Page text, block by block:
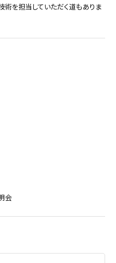
術を担当していただく道もありま
会